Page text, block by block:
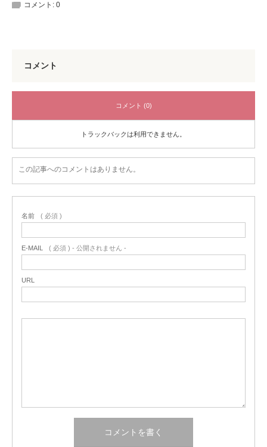
コメント: 0
コメント
コメント (0)
トラックバックは利用できません。
この記事へのコメントはありません。
名前 ( 必須 )
E-MAIL ( 必須 ) - 公開されません -
URL